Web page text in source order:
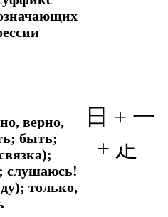
верно,
быть;
слушаюсь!
только,
日 + 一
+ 龰